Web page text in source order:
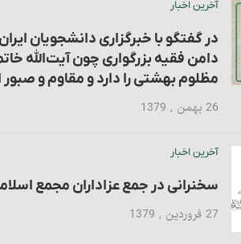
آخرین اخبار
در گفتگو با خبرگزاری دانشجویان
دامن فقیه بزرگواری چون آیت‌الله
مظلوم بهشتی را دارد و مقاوم و صبور است.
26 بهمن , 1379
آخرین اخبار
سخنرانی در جمع عزاداران مجمع اسلامی
27 فروردین , 1379